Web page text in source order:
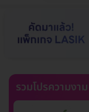
รวมโปรความง